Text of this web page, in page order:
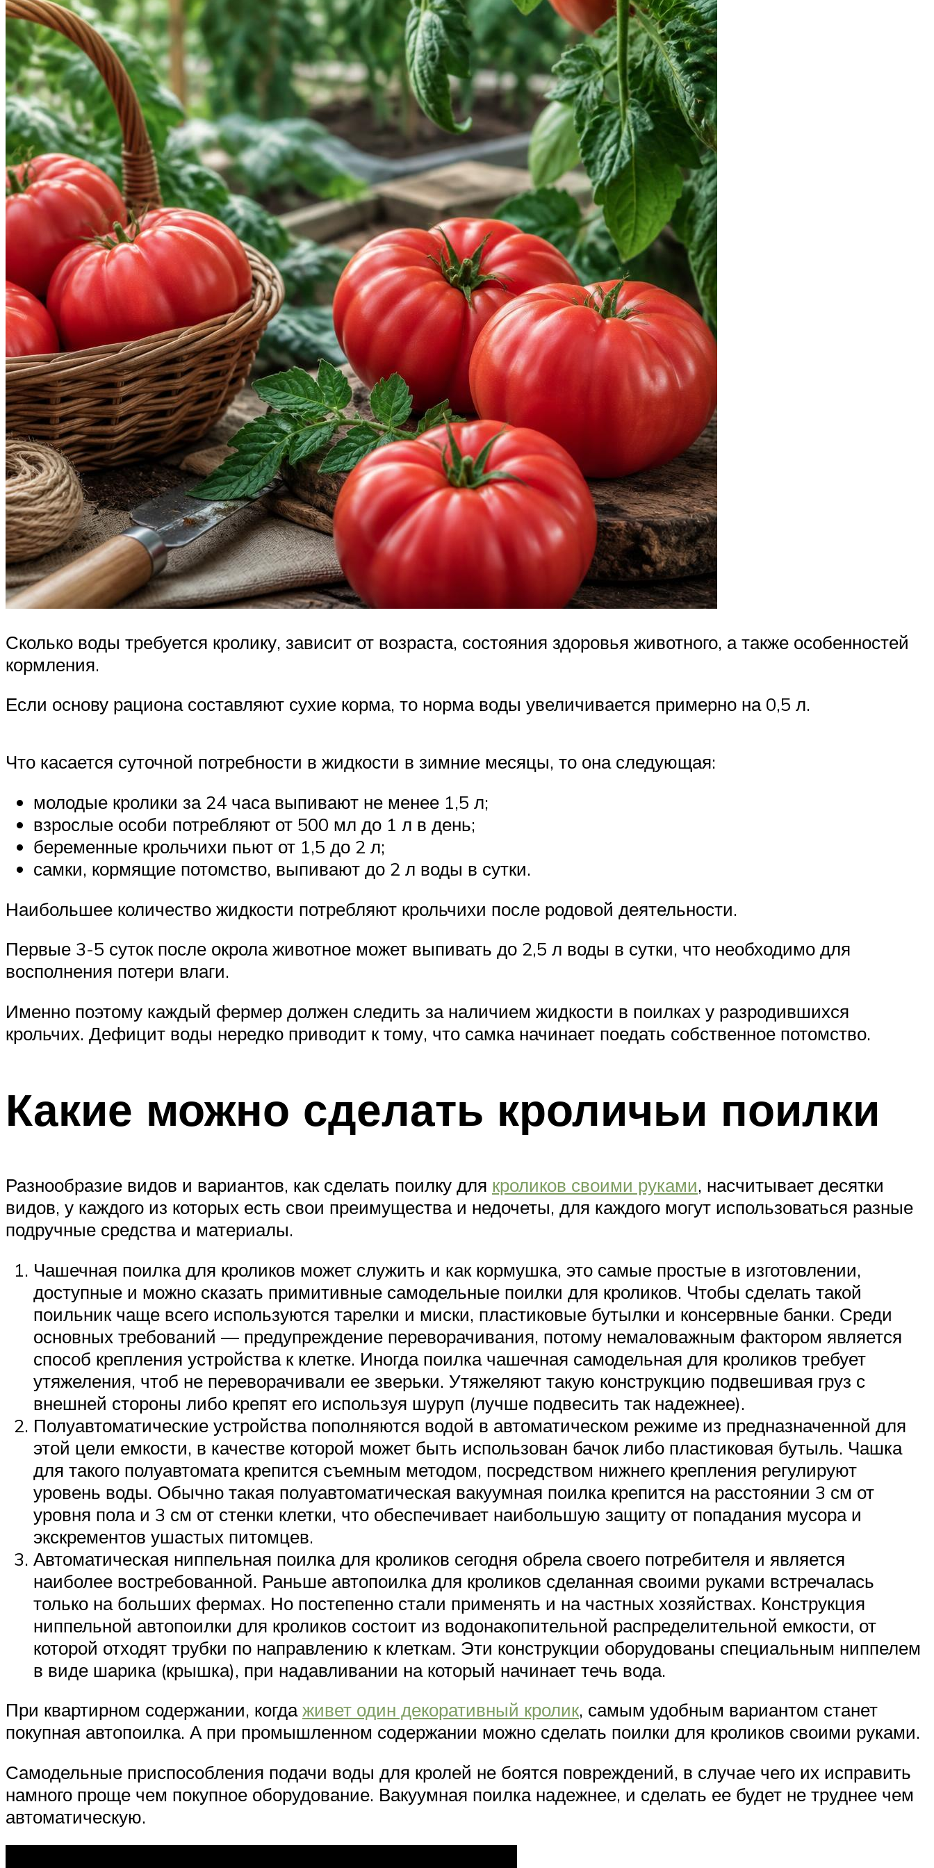
Сколько воды требуется кролику, зависит от возраста, состояния здоровья животного, а также особенностей
кормления.
Если основу рациона составляют сухие корма, то норма воды увеличивается примерно на 0,5 л.
Что касается суточной потребности в жидкости в зимние месяцы, то она следующая:
молодые кролики за 24 часа выпивают не менее 1,5 л;
взрослые особи потребляют от 500 мл до 1 л в день;
беременные крольчихи пьют от 1,5 до 2 л;
самки, кормящие потомство, выпивают до 2 л воды в сутки.
Наибольшее количество жидкости потребляют крольчихи после родовой деятельности.
Первые 3-5 суток после окрола животное может выпивать до 2,5 л воды в сутки, что необходимо для
восполнения потери влаги.
Именно поэтому каждый фермер должен следить за наличием жидкости в поилках у разродившихся
крольчих. Дефицит воды нередко приводит к тому, что самка начинает поедать собственное потомство.
Какие можно сделать кроличьи поилки
Разнообразие видов и вариантов, как сделать поилку для кроликов своими руками, насчитывает десятки
видов, у каждого из которых есть свои преимущества и недочеты, для каждого могут использоваться разные
подручные средства и материалы.
Чашечная поилка для кроликов может служить и как кормушка, это самые простые в изготовлении,
доступные и можно сказать примитивные самодельные поилки для кроликов. Чтобы сделать такой
поильник чаще всего используются тарелки и миски, пластиковые бутылки и консервные банки. Среди
основных требований — предупреждение переворачивания, потому немаловажным фактором является
способ крепления устройства к клетке. Иногда поилка чашечная самодельная для кроликов требует
утяжеления, чтоб не переворачивали ее зверьки. Утяжеляют такую конструкцию подвешивая груз с
внешней стороны либо крепят его используя шуруп (лучше подвесить так надежнее).
Полуавтоматические устройства пополняются водой в автоматическом режиме из предназначенной для
этой цели емкости, в качестве которой может быть использован бачок либо пластиковая бутыль. Чашка
для такого полуавтомата крепится съемным методом, посредством нижнего крепления регулируют
уровень воды. Обычно такая полуавтоматическая вакуумная поилка крепится на расстоянии 3 см от
уровня пола и 3 см от стенки клетки, что обеспечивает наибольшую защиту от попадания мусора и
экскрементов ушастых питомцев.
Автоматическая ниппельная поилка для кроликов сегодня обрела своего потребителя и является
наиболее востребованной. Раньше автопоилка для кроликов сделанная своими руками встречалась
только на больших фермах. Но постепенно стали применять и на частных хозяйствах. Конструкция
ниппельной автопоилки для кроликов состоит из водонакопительной распределительной емкости, от
которой отходят трубки по направлению к клеткам. Эти конструкции оборудованы специальным ниппелем
в виде шарика (крышка), при надавливании на который начинает течь вода.
При квартирном содержании, когдаживет один декоративный кролик, самым удобным вариантом станет
покупная автопоилка. А при промышленном содержании можно сделать поилки для кроликов своими руками.
Самодельные приспособления подачи воды для кролей не боятся повреждений, в случае чего их исправить
намного проще чем покупное оборудование. Вакуумная поилка надежнее, и сделать ее будет не труднее чем
автоматическую.